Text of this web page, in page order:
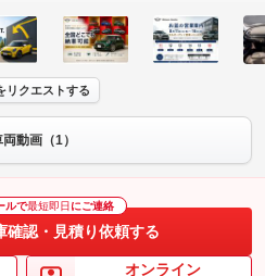
リクエストする
動画（1）
ルで最短即日 にご連絡
確認・見積り依頼する
オンライン